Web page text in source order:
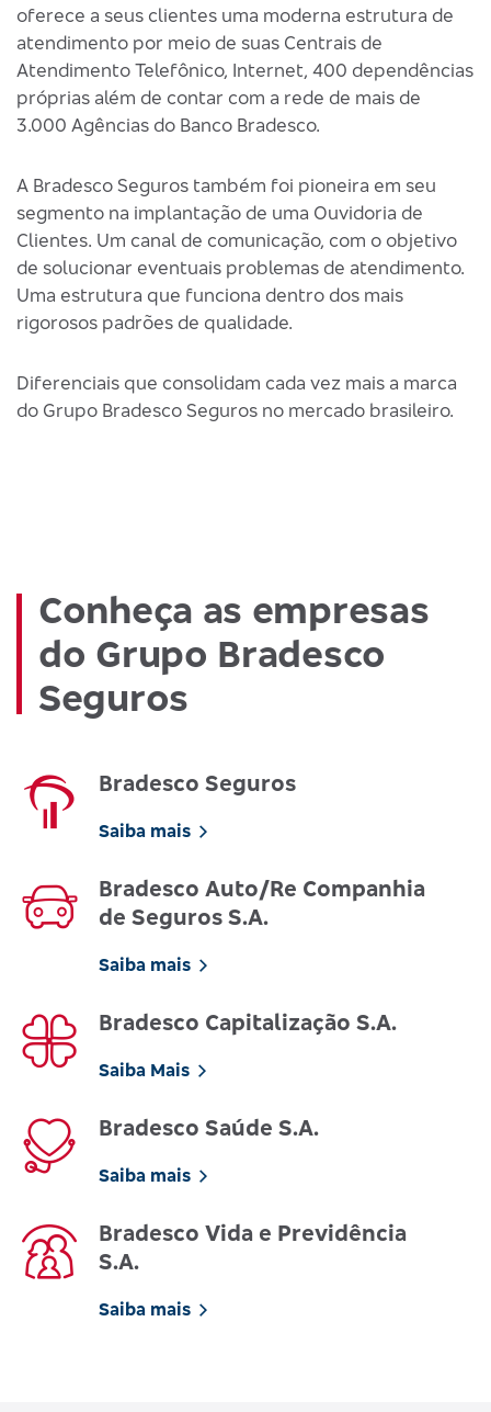
oferece a seus clientes uma moderna estrutura de
atendimento por meio de suas Centrais de
Atendimento Telefônico, Internet, 400 dependências
próprias além de contar com a rede de mais de
3.000 Agências do Banco Bradesco.
A Bradesco Seguros também foi pioneira em seu
segmento na implantação de uma Ouvidoria de
Clientes. Um canal de comunicação, com o objetivo
de solucionar eventuais problemas de atendimento.
Uma estrutura que funciona dentro dos mais
rigorosos padrões de qualidade.
Diferenciais que consolidam cada vez mais a marca
do Grupo Bradesco Seguros no mercado brasileiro.
Conheça as empresas
do Grupo Bradesco
Seguros
Bradesco Seguros
Saiba mais
Bradesco Auto/Re Companhia
de Seguros S.A.
Saiba mais
Bradesco Capitalização S.A.
Saiba Mais
Bradesco Saúde S.A.
Saiba mais
Bradesco Vida e Previdência
S.A.
Saiba mais